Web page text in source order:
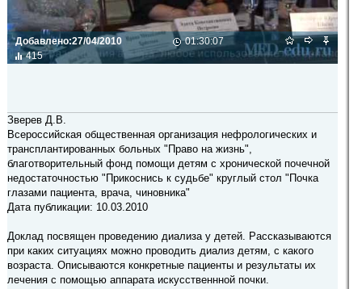
Добавлено:27/04/2010
415
01:30:07
Зверев Д.В.
Всероссийская общественная организация нефрологических и
трансплантированных больных "Право на жизнь",
благотворительный фонд помощи детям с хронической почечной
недостаточностью "Прикоснись к судьбе" круглый стол "Почка
глазами пациента, врача, чиновника"
Дата публикации: 10.03.2010
Доклад посвящен проведению диализа у детей. Рассказываются
при каких ситуациях можно проводить диализ детям, с какого
возраста. Описываются конкретные пациенты и результаты их
лечения с помощью аппарата искусственнной почки.